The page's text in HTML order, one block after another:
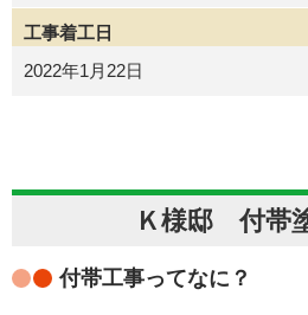
工事着工日
2022年1月22日
Ｋ様邸 付帯
付帯工事ってなに？